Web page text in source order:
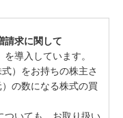
請求に関して
導入しています。
）をお持ちの株主さ
の数になる株式の買